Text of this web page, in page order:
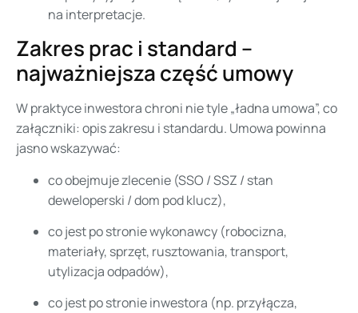
na interpretacje.
Zakres prac i standard –
najważniejsza część umowy
W praktyce inwestora chroni nie tyle „ładna umowa”, co
załączniki: opis zakresu i standardu. Umowa powinna
jasno wskazywać:
co obejmuje zlecenie (SSO / SSZ / stan
deweloperski / dom pod klucz),
co jest po stronie wykonawcy (robocizna,
materiały, sprzęt, rusztowania, transport,
utylizacja odpadów),
co jest po stronie inwestora (np. przyłącza,